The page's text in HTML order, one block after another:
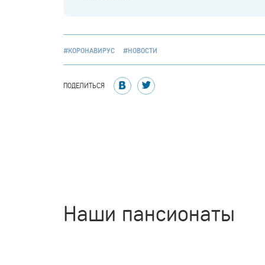
#КОРОНАВИРУС #НОВОСТИ
ПОДЕЛИТЬСЯ
Наши пансионаты